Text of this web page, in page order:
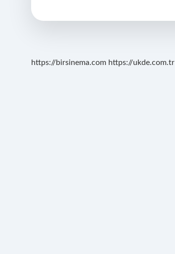
Oluşturur
https://birsinema.com https://ukde.com.tr